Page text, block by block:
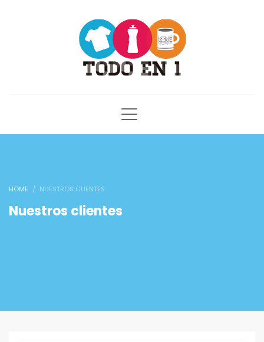
HOME NUESTROS CLIENTES
Nuestros clientes